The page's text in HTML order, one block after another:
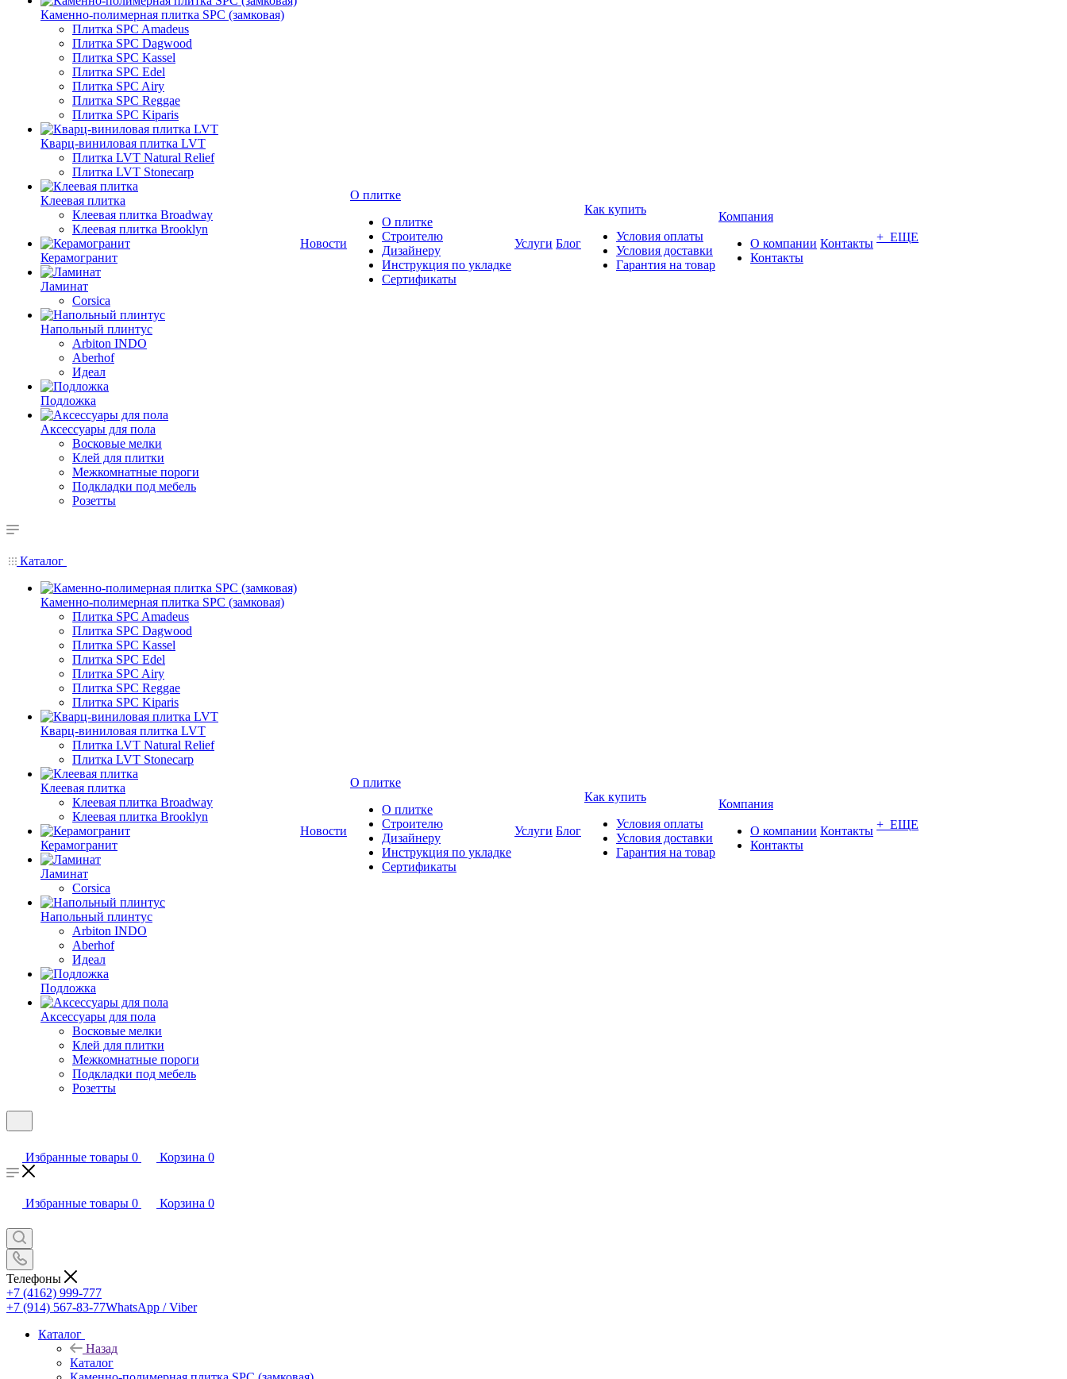
Каменно-полимерная плитка SPC (замковая)
Плитка SPC Amadeus
Плитка SPC Dagwood
Плитка SPC Kassel
Плитка SPC Edel
Плитка SPC Airy
Плитка SPC Reggae
Плитка SPC Kiparis
Кварц-виниловая плитка LVT
Плитка LVT Natural Relief
Плитка LVT Stonecarp
Клеевая плитка
Клеевая плитка Broadway
Клеевая плитка Brooklyn
Керамогранит
Ламинат
Corsica
Напольный плинтус
Arbiton INDO
Aberhof
Идеал
Подложка
Аксессуары для пола
Восковые мелки
Клей для плитки
Межкомнатные пороги
Подкладки под мебель
Розетты
Новости
О плитке
О плитке
Строителю
Дизайнеру
Инструкция по укладке
Сертификаты
Услуги Блог
Как купить
Условия оплаты
Условия доставки
Гарантия на товар
Компания
О компании
Контакты
Контакты + ЕЩЕ
Каталог
Каменно-полимерная плитка SPC (замковая)
Плитка SPC Amadeus
Плитка SPC Dagwood
Плитка SPC Kassel
Плитка SPC Edel
Плитка SPC Airy
Плитка SPC Reggae
Плитка SPC Kiparis
Кварц-виниловая плитка LVT
Плитка LVT Natural Relief
Плитка LVT Stonecarp
Клеевая плитка
Клеевая плитка Broadway
Клеевая плитка Brooklyn
Керамогранит
Ламинат
Corsica
Напольный плинтус
Arbiton INDO
Aberhof
Идеал
Подложка
Аксессуары для пола
Восковые мелки
Клей для плитки
Межкомнатные пороги
Подкладки под мебель
Розетты
Новости
О плитке
О плитке
Строителю
Дизайнеру
Инструкция по укладке
Сертификаты
Услуги Блог
Как купить
Условия оплаты
Условия доставки
Гарантия на товар
Компания
О компании
Контакты
Контакты + ЕЩЕ
Избранные товары 0 Корзина 0
Избранные товары 0 Корзина 0
Телефоны
+7 (4162) 999-777
+7 (914) 567-83-77WhatsApp / Viber
Каталог
Назад
Каталог